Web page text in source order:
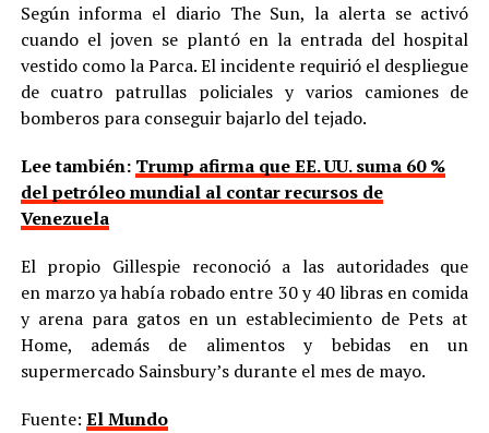
Según informa el diario The Sun, la alerta se activó
cuando el joven se plantó en la entrada del hospital
vestido como la Parca. El incidente requirió el despliegue
de cuatro patrullas policiales y varios camiones de
bomberos para conseguir bajarlo del tejado.
Lee también: Trump afirma que EE. UU. suma 60 %
del petróleo mundial al contar recursos de
Venezuela
El propio Gillespie reconoció a las autoridades que
en marzo ya había robado entre 30 y 40 libras en comida
y arena para gatos en un establecimiento de Pets at
Home, además de alimentos y bebidas en un
supermercado Sainsbury’s durante el mes de mayo.
Fuente: El Mundo